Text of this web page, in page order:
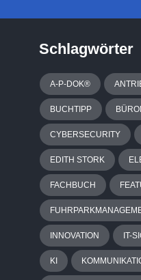
Schlagwörter
A-P-DOK®
BUCHTIPP
CYBERSECURITY
EDITH STORK
FACHBUCH
INNOVATION IT-
KI